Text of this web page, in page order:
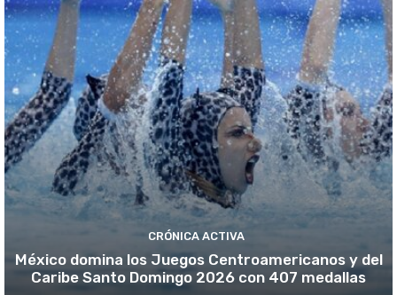
CRÓNICA ACTIVA
México domina los Juegos Centroamericanos y del
Caribe Santo Domingo 2026 con 407 medallas